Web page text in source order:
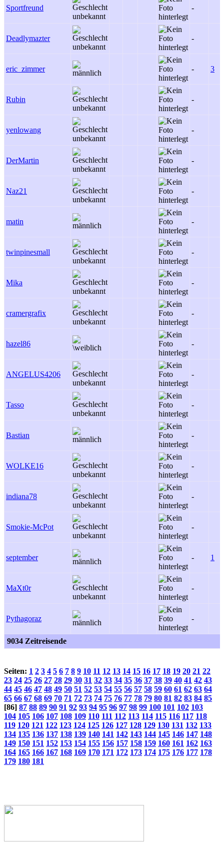
Sportfreund -
Deadlymazter -
eric_zimmer - 3
Rubin -
yenlowang -
DerMartin -
Naz21 -
matin -
twinpinesmall -
Mika -
cramergrafix -
hazel86 -
ANGELUS4206 -
Tasso -
Bastian -
WOLKE16 -
indiana78 -
Smokie-McPot -
september - 1
MaXt0r -
Pythagoraz -
9034 Zeitreisende
Seiten: 1 2 3 4 5 6 7 8 9 10 11 12 13 14 15 16 17 18 19 20 21 22
23 24 25 26 27 28 29 30 31 32 33 34 35 36 37 38 39 40 41 42 43
44 45 46 47 48 49 50 51 52 53 54 55 56 57 58 59 60 61 62 63 64
65 66 67 68 69 70 71 72 73 74 75 76 77 78 79 80 81 82 83 84 85
[86] 87 88 89 90 91 92 93 94 95 96 97 98 99 100 101 102 103
104 105 106 107 108 109 110 111 112 113 114 115 116 117 118
119 120 121 122 123 124 125 126 127 128 129 130 131 132 133
134 135 136 137 138 139 140 141 142 143 144 145 146 147 148
149 150 151 152 153 154 155 156 157 158 159 160 161 162 163
164 165 166 167 168 169 170 171 172 173 174 175 176 177 178
179 180 181